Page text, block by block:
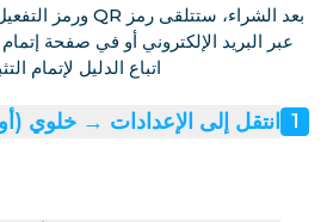
عبر البريد الإلكتروني أو في صفحة
اتباع الدليل لإتمام
1 انتقل إلى الإعدادات → خلوي (أو